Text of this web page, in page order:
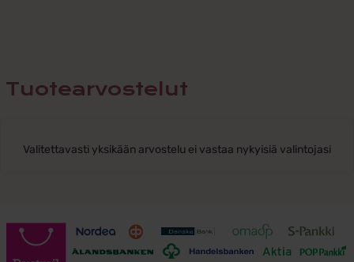
Tuotearvostelut
Valitettavasti yksikään arvostelu ei vastaa nykyisiä valintojasi